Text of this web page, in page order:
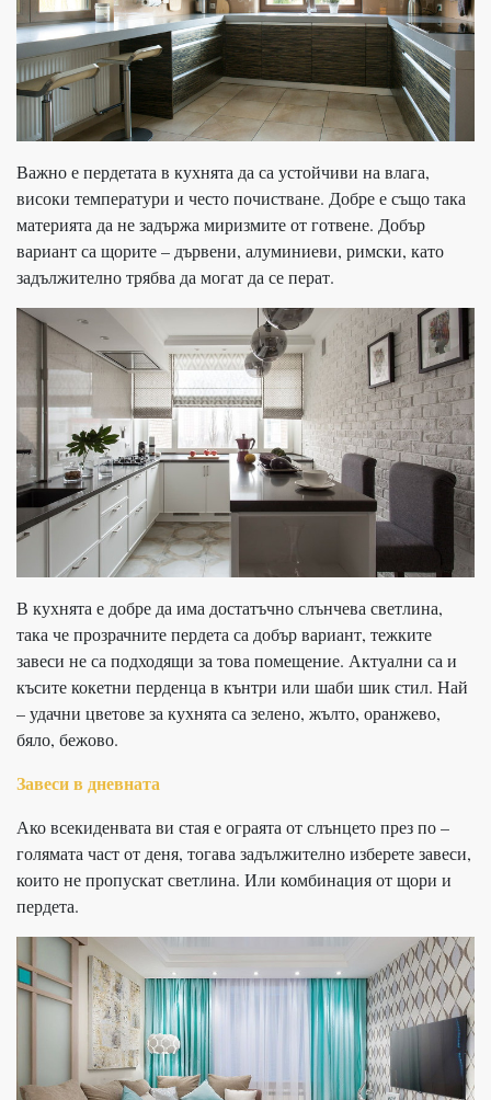
Важно е пердетата в кухнята да са устойчиви на влага,
високи температури и често почистване. Добре е също така
материята да не задържа миризмите от готвене. Добър
вариант са щорите – дървени, алуминиеви, римски, като
задължително трябва да могат да се перат.
В кухнята е добре да има достатъчно слънчева светлина,
така че прозрачните пердета са добър вариант, тежките
завеси не са подходящи за това помещение. Актуални са и
късите кокетни перденца в кънтри или шаби шик стил. Най
– удачни цветове за кухнята са зелено, жълто, оранжево,
бяло, бежово.
Завеси в дневната
Ако всекиденвата ви стая е ограята от слънцето през по –
голямата част от деня, тогава задължително изберете завеси,
които не пропускат светлина. Или комбинация от щори и
пердета.